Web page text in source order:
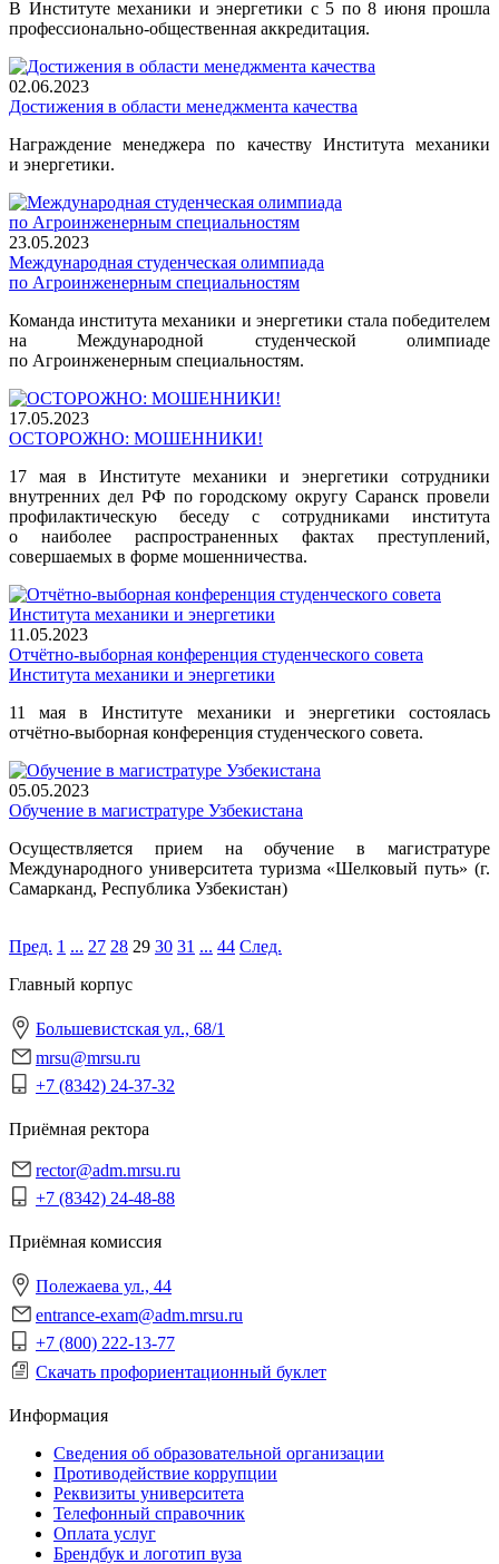
В Институте механики и энергетики с 5 по 8 июня прошла
профессионально-общественная аккредитация.
02.06.2023
Достижения в области менеджмента качества
Награждение менеджера по качеству Института механики
и энергетики.
23.05.2023
Международная студенческая олимпиада
по Агроинженерным специальностям
Команда института механики и энергетики стала победителем
на Международной студенческой олимпиаде
по Агроинженерным специальностям.
17.05.2023
ОСТОРОЖНО: МОШЕННИКИ!
17 мая в Институте механики и энергетики сотрудники
внутренних дел РФ по городскому округу Саранск провели
профилактическую беседу с сотрудниками института
о наиболее распространенных фактах преступлений,
совершаемых в форме мошенничества.
11.05.2023
Отчётно-выборная конференция студенческого совета
Института механики и энергетики
11 мая в Институте механики и энергетики состоялась
отчётно-выборная конференция студенческого совета.
05.05.2023
Обучение в магистратуре Узбекистана
Осуществляется прием на обучение в магистратуре
Международного университета туризма «Шелковый путь» (г.
Самарканд, Республика Узбекистан)
Пред. 1 ... 27 28 29 30 31 ... 44 След.
Главный корпус
Большевистская ул., 68/1
mrsu@mrsu.ru
+7 (8342) 24-37-32
Приёмная ректора
rector@adm.mrsu.ru
+7 (8342) 24-48-88
Приёмная комиссия
Полежаева ул., 44
entrance-exam@adm.mrsu.ru
+7 (800) 222-13-77
Скачать профориентационный буклет
Информация
Сведения об образовательной организации
Противодействие коррупции
Реквизиты университета
Телефонный справочник
Оплата услуг
Брендбук и логотип вуза